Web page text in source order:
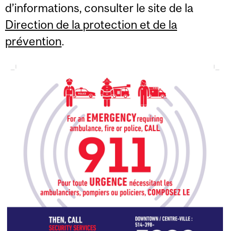
d’informations, consulter le site de la
Direction de la protection et de la
prévention.